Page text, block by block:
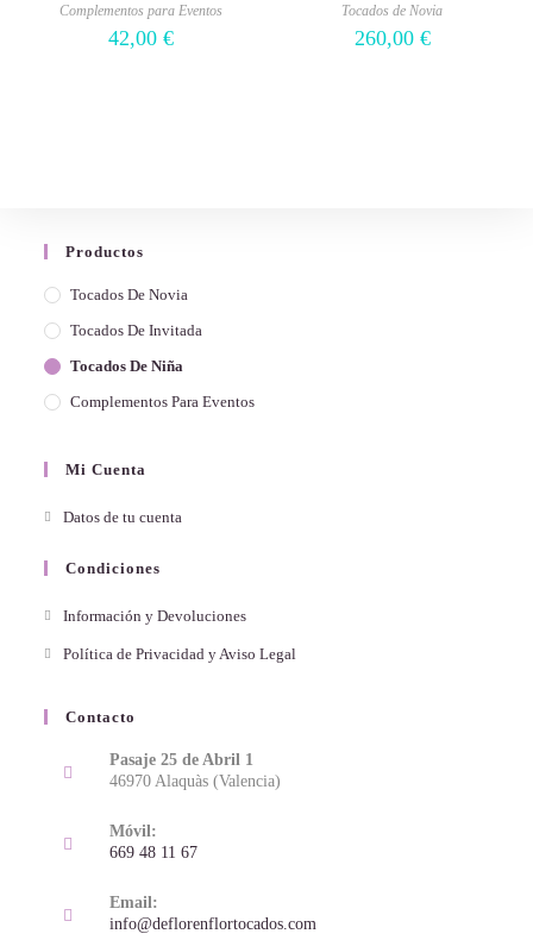
Complementos para Eventos
42,00 €
Tocados de Novia
260,00 €
Productos
Tocados De Novia
Tocados De Invitada
Tocados De Niña
Complementos Para Eventos
Mi Cuenta
Datos de tu cuenta
Condiciones
Información y Devoluciones
Política de Privacidad y Aviso Legal
Contacto
Pasaje 25 de Abril 1
46970 Alaquàs (Valencia)
Móvil:
669 48 11 67
Email:
info@deflorenflortocados.com